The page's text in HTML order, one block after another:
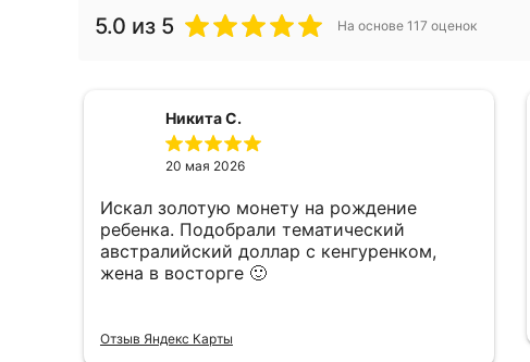
5.0 из 5 На основе 117 оценок
Никита С.
20 мая 2026
Искал золотую монету на рождение
ребенка. Подобрали тематический
австралийский доллар с кенгуренком,
жена в восторге 🙂
Отзыв Яндекс Карты